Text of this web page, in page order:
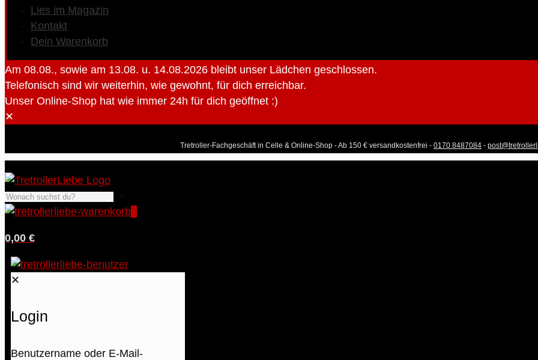
Lies im Magazin
Kontakt
Dein Warenkorb
Am 08.08., sowie am 13.08. u. 14.08.2026 bleibt unser Lädchen geschlossen.
Telefonisch sind wir weiterhin, wie gewohnt, für dich erreichbar.
Unser Online-Shop hat wie immer 24h für dich geöffnet :)
✕
Tretroller-Fachgeschäft in Celle & Online-Shop - Ab 150 € versandkostenfrei - 0170 8487084 -
0,00 €
✕
Login
Benutzername oder E-Mail-